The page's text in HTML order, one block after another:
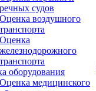
речных судов
Оценка воздушного
транспорта
Оценка
железнодорожного
транспорта
оборудования
Оценка медицинского